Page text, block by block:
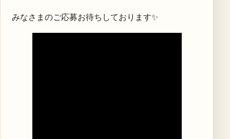
みなさまのご応募お待ちしております✨